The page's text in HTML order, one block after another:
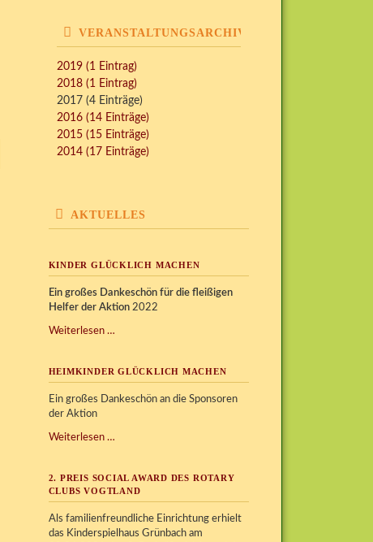
VERANSTALTUNGSARCHIV
2019 (1 Eintrag)
2018 (1 Eintrag)
2017 (4 Einträge)
2016 (14 Einträge)
2015 (15 Einträge)
2014 (17 Einträge)
AKTUELLES
KINDER GLÜCKLICH MACHEN
Ein großes Dankeschön für die fleißigen
Helfer der Aktion2022
Weiterlesen …
HEIMKINDER GLÜCKLICH MACHEN
Ein großes Dankeschön an die Sponsoren
der Aktion
Weiterlesen …
2. PREIS SOCIAL AWARD DES ROTARY
CLUBS VOGTLAND
Als familienfreundliche Einrichtung erhielt
das Kinderspielhaus Grünbach am